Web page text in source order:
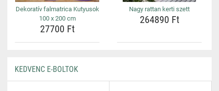
Dekoratív falmatrica Kutyusok
100 x 200 cm
27700 Ft
Nagy rattan kerti szett
264890 Ft
KEDVENC E-BOLTOK